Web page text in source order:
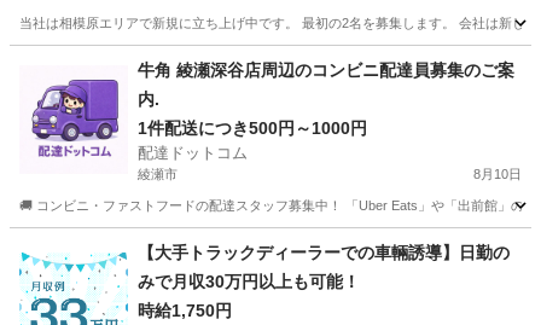
当社は相模原エリアで新規に立ち上げ中です。 最初の2名を募集します。 会社は新し
相模原市 ドライバー 貨物
牛角 綾瀬深谷店周辺のコンビニ配達員募集のご案
内.
1件配送につき500円～1000円
配達ドットコム
綾瀬市 8月10日
🚚 コンビニ・ファストフードの配達スタッフ募集中！ 「Uber Eats」や「出前館」の
配送 牛角
【大手トラックディーラーでの車輛誘導】日勤の
みで月収30万円以上も可能！
時給1,750円